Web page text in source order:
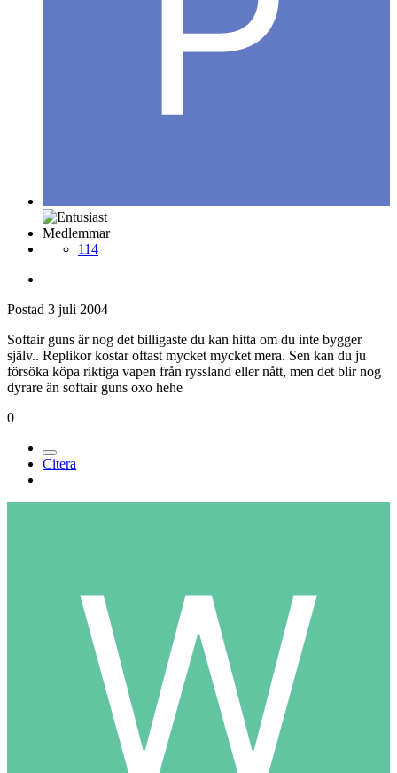
Medlemmar
114
Postad 3 juli 2004
Softair guns är nog det billigaste du kan hitta om du inte bygger
själv.. Replikor kostar oftast mycket mycket mera. Sen kan du ju
försöka köpa riktiga vapen från ryssland eller nått, men det blir nog
dyrare än softair guns oxo hehe
0
Citera